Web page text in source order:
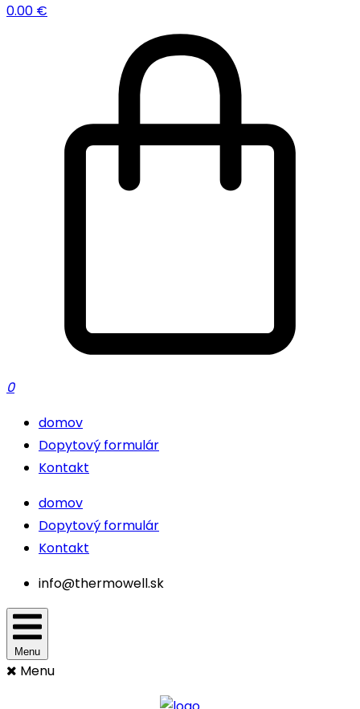
0.00 €
0
domov
Dopytový formulár
Kontakt
domov
Dopytový formulár
Kontakt
info@thermowell.sk
Menu
Menu